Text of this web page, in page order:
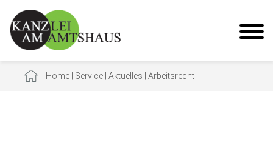
Home Service Aktuelles Arbeitsrecht